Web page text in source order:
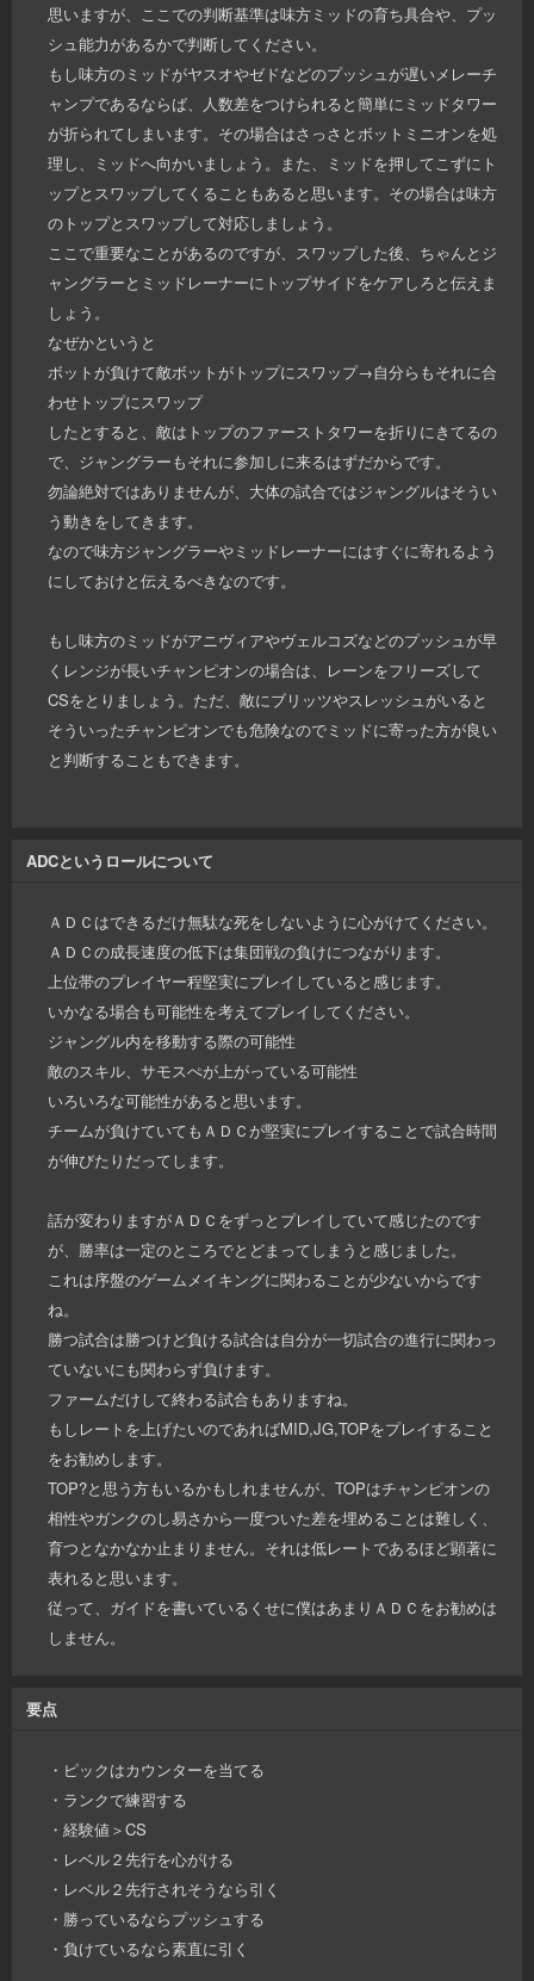
思いますが、ここでの判断基準は味方ミッドの育ち具合や、プッ
シュ能力があるかで判断してください。
もし味方のミッドがヤスオやゼドなどのプッシュが遅いメレーチ
ャンプであるならば、人数差をつけられると簡単にミッドタワー
が折られてしまいます。その場合はさっさとボットミニオンを処
理し、ミッドへ向かいましょう。また、ミッドを押してこずにト
ップとスワップしてくることもあると思います。その場合は味方
のトップとスワップして対応しましょう。
ここで重要なことがあるのですが、スワップした後、ちゃんとジ
ャングラーとミッドレーナーにトップサイドをケアしろと伝えま
しょう。
なぜかというと
ボットが負けて敵ボットがトップにスワップ→自分らもそれに合
わせトップにスワップ
したとすると、敵はトップのファーストタワーを折りにきてるの
で、ジャングラーもそれに参加しに来るはずだからです。
勿論絶対ではありませんが、大体の試合ではジャングルはそうい
う動きをしてきます。
なので味方ジャングラーやミッドレーナーにはすぐに寄れるよう
にしておけと伝えるべきなのです。
もし味方のミッドがアニヴィアやヴェルコズなどのプッシュが早
くレンジが長いチャンピオンの場合は、レーンをフリーズして
CSをとりましょう。ただ、敵にブリッツやスレッシュがいると
そういったチャンピオンでも危険なのでミッドに寄った方が良い
と判断することもできます。
ADCというロールについて
ＡＤＣはできるだけ無駄な死をしないように心がけてください。
ＡＤＣの成長速度の低下は集団戦の負けにつながります。
上位帯のプレイヤー程堅実にプレイしていると感じます。
いかなる場合も可能性を考えてプレイしてください。
ジャングル内を移動する際の可能性
敵のスキル、サモスぺが上がっている可能性
いろいろな可能性があると思います。
チームが負けていてもＡＤＣが堅実にプレイすることで試合時間
が伸びたりだってします。
話が変わりますがＡＤＣをずっとプレイしていて感じたのです
が、勝率は一定のところでとどまってしまうと感じました。
これは序盤のゲームメイキングに関わることが少ないからです
ね。
勝つ試合は勝つけど負ける試合は自分が一切試合の進行に関わっ
ていないにも関わらず負けます。
ファームだけして終わる試合もありますね。
もしレートを上げたいのであればMID,JG,TOPをプレイすること
をお勧めします。
TOP?と思う方もいるかもしれませんが、TOPはチャンピオンの
相性やガンクのし易さから一度ついた差を埋めることは難しく、
育つとなかなか止まりません。それは低レートであるほど顕著に
表れると思います。
従って、ガイドを書いているくせに僕はあまりＡＤＣをお勧めは
しません。
要点
・ピックはカウンターを当てる
・ランクで練習する
・経験値＞CS
・レベル２先行を心がける
・レベル２先行されそうなら引く
・勝っているならプッシュする
・負けているなら素直に引く